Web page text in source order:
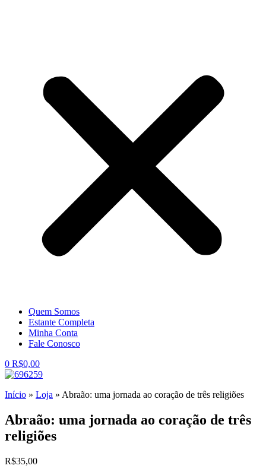
Quem Somos
Estante Completa
Minha Conta
Fale Conosco
0 R$0,00
Início » Loja » Abraão: uma jornada ao coração de três religiões
Abraão: uma jornada ao coração de três
religiões
R$35,00